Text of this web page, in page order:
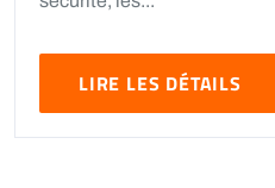
LIRE LES DÉTAILS